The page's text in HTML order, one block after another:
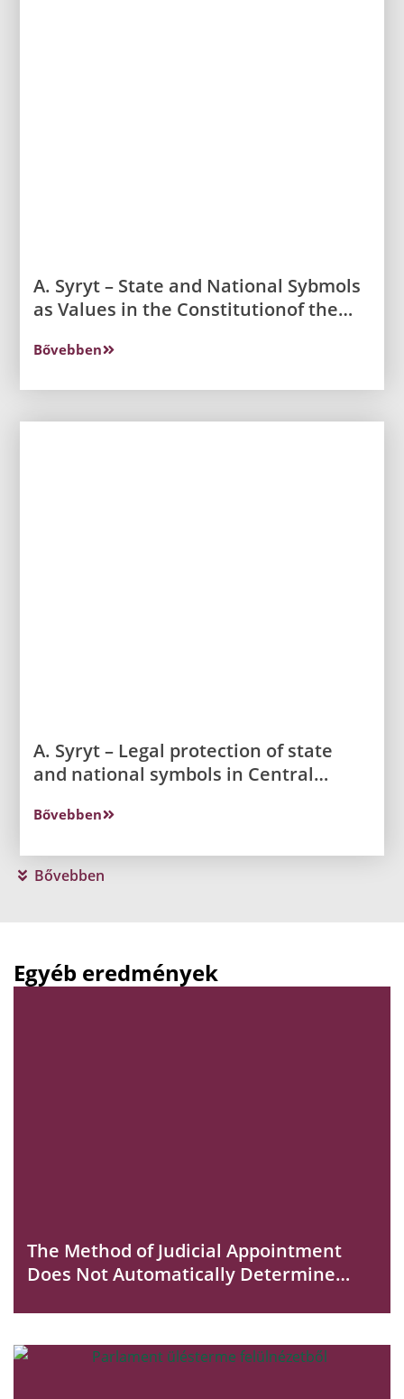
A. Syryt – State and National Sybmols
as Values in the Constitutionof the
Bővebben
A. Syryt – Legal protection of state
and national symbols in Central
Bővebben
Bővebben
Egyéb eredmények
The Method of Judicial Appointment
Does Not Automatically Determine
the CJEU Judgment in Case C-521/21